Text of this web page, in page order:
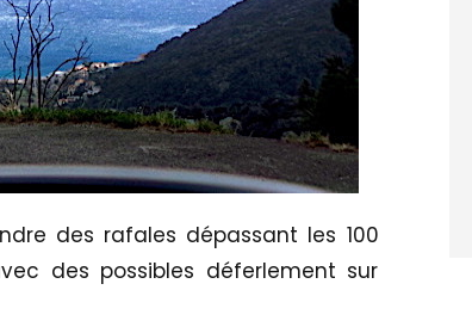
des rafales dépassant les 100
des possibles déferlement sur